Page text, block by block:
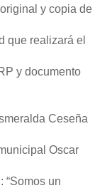
y copia de
que realizará el
y documento
Ceseña
Oscar
“Somos un